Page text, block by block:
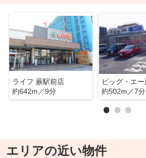
ライフ 蕨駅前店
約642m／9分
約502m／7分
エリアの近い物件